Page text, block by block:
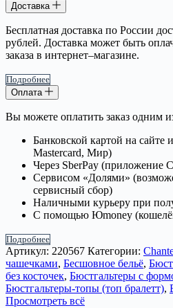
Доставка
Бесплатная доставка по России
рублей. Доставка может быть
заказа в интернет–магазине.
Подробнее
Оплата
Вы можете оплатить заказ одним
Банковской картой на сайте
Mastercard, Мир)
Через SberPay (приложение
Сервисом «Долями»
сервисный сбор)
Наличными курьеру при
С помощью Юmoney
Подробнее
Артикул: 220567 Категории:
чашечками, Бесшовное бельё,
без косточек, Бюстгальтеры с
Бюстгальтеры-топы (топ бралетт),
Просмотреть всё